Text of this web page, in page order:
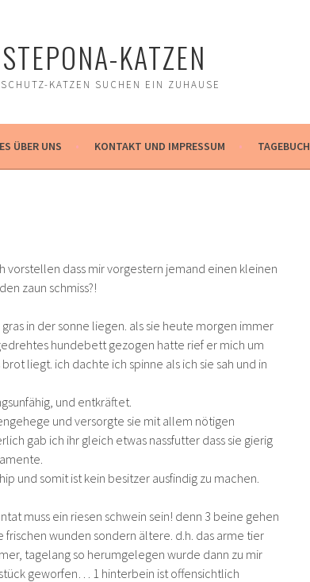
KATZEN
KATZEN SUCHEN EIN ZUHAUSE
ÜBER UNS KONTAKT UND IMPRESSUM TAGEBUCH
vorstellen dass mir vorgestern jemand einen kleinen
zaun schmiss?!
in der sonne liegen. als sie heute morgen immer
hundebett gezogen hatte rief er mich um
liegt. ich dachte ich spinne als ich sie sah und in
und entkräftet.
und versorgte sie mit allem nötigen
gab ich ihr gleich etwas nassfutter dass sie gierig
und somit ist kein besitzer ausfindig zu machen.
muss ein riesen schwein sein! denn 3 beine gehen
frischen wunden sondern ältere. d.h. das arme tier
tagelang so herumgelegen wurde dann zu mir
geworfen… 1 hinterbein ist offensichtlich